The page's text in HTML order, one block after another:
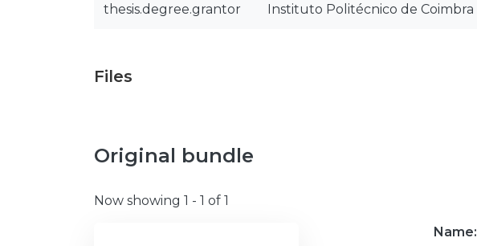
thesis.degree.grantor Instituto Politécnico de Coimbra
Files
Original bundle
Now showing 1 - 1 of 1
Name: